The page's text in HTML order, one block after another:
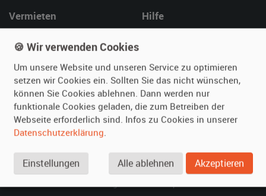
Vermieten
Fotos senden
Fragen für Vermieter
Inserat verwalten
Hilfe
Kontakt
SPECIAL
Berühmte Filmautos –
🍪 Wir verwenden Cookies
Um unsere Website und unseren Service zu optimieren
setzen wir Cookies ein. Sollten Sie das nicht wünschen,
können Sie Cookies ablehnen. Dann werden nur
funktionale Cookies geladen, die zum Betreiben der
Webseite erforderlich sind. Infos zu Cookies in unserer
Datenschutzerklärung.
Einstellungen Alle ablehnen Akzeptieren